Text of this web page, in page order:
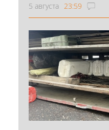
5 августа 23:59